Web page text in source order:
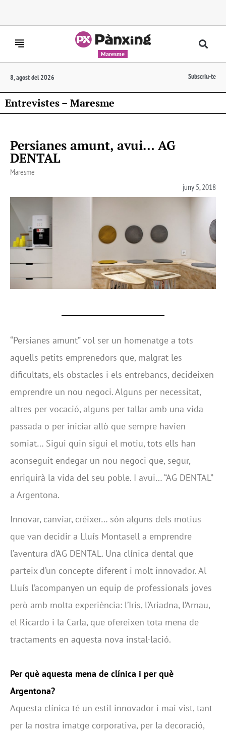
Maresme
8, agost del 2026 Subscriu-te
Entrevistes – Maresme
Persianes amunt, avui… AG
DENTAL
Maresme
juny 5, 2018
“Persianes amunt” vol ser un homenatge a tots
aquells petits emprenedors que, malgrat les
dificultats, els obstacles i els entrebancs, decideixen
emprendre un nou negoci. Alguns per necessitat,
altres per vocació, alguns per tallar amb una vida
passada o per iniciar allò que sempre havien
somiat… Sigui quin sigui el motiu, tots ells han
aconseguit endegar un nou negoci que, segur,
enriquirà la vida del seu poble. I avui… “AG DENTAL”
a Argentona.
Innovar, canviar, créixer… són alguns dels motius
que van decidir a Lluís Montasell a emprendre
l’aventura d’AG DENTAL. Una clínica dental que
parteix d’un concepte diferent i molt innovador. Al
Lluís l’acompanyen un equip de professionals joves
però amb molta experiència: l’Iris, l’Ariadna, l’Arnau,
el Ricardo i la Carla, que ofereixen tota mena de
tractaments en aquesta nova instal·lació.
Per què aquesta mena de clínica i per què
Argentona?
Aquesta clínica té un estil innovador i mai vist, tant
per la nostra imatge corporativa, per la decoració,